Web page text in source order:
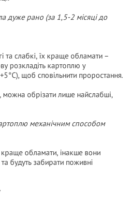
дуже рано (за 1,5-2 місяці до
та слабкі, їх краще обламати –
розкладіть картоплю у
щоб сповільнити проростання.
обрізати лише найслабші,
механічним способом
обламати, інакше вони
будуть забирати поживні